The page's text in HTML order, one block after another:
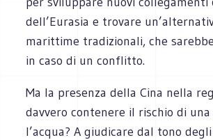
dell’Eurasia e trovare
marittime tradizionali, che
in caso di un conflitto.
Ma la presenza della Cina nella
davvero contenere il rischio di
l’acqua? A giudicare dal tono